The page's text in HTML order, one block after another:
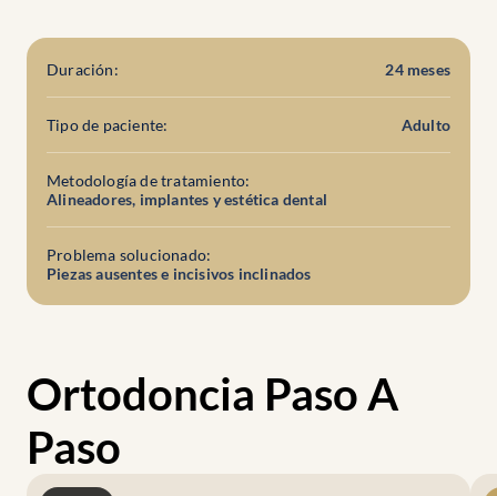
Duración: 24 meses
Tipo de paciente: Adulto
Metodología de tratamiento:
Alineadores, implantes y estética dental
Problema solucionado:
Piezas ausentes e incisivos inclinados
Ortodoncia Paso A
Paso